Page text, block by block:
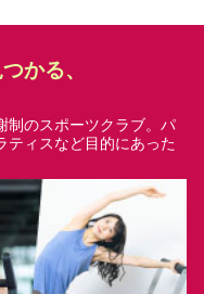
かる、
のスポーツクラブ。 パ
ティスなど目的にあった